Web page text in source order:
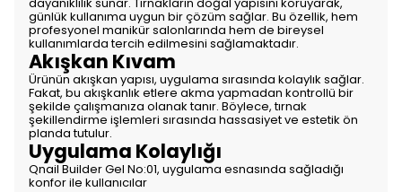
günlük kullanıma uygun bir çözüm sağlar. Bu özellik, hem
profesyonel manikür salonlarında hem de bireysel
kullanımlarda tercih edilmesini sağlamaktadır.
Akışkan Kıvam
Ürünün akışkan yapısı, uygulama sırasında kolaylık sağlar.
Fakat, bu akışkanlık etlere akma yapmadan kontrollü bir
şekilde çalışmanıza olanak tanır. Böylece, tırnak
şekillendirme işlemleri sırasında hassasiyet ve estetik ön
planda tutulur.
Uygulama Kolaylığı
Qnail Builder Gel No:01, uygulama esnasında sağladığı
konfor ile kullanıcılar